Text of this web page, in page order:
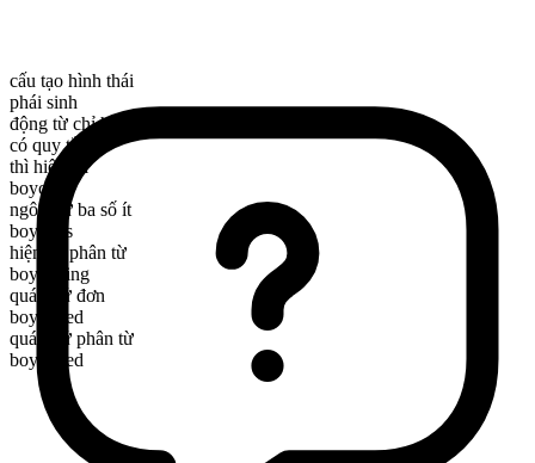
cấu tạo hình thái
phái sinh
động từ chỉ hành động
có quy tắc
thì hiện tại
boycott
ngôi thứ ba số ít
boycotts
hiện tại phân từ
boycotting
quá khứ đơn
boycotted
quá khứ phân từ
boycotted